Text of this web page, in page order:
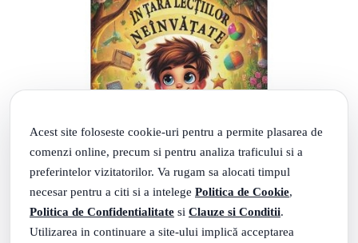
Acest site foloseste cookie-uri pentru a permite plasarea de
comenzi online, precum si pentru analiza traficului si a
preferintelor vizitatorilor. Va rugam sa alocati timpul
necesar pentru a citi si a intelege Politica de Cookie,
Politica de Confidentialitate si Clauze si Conditii.
Utilizarea in continuare a site-ului implică acceptarea